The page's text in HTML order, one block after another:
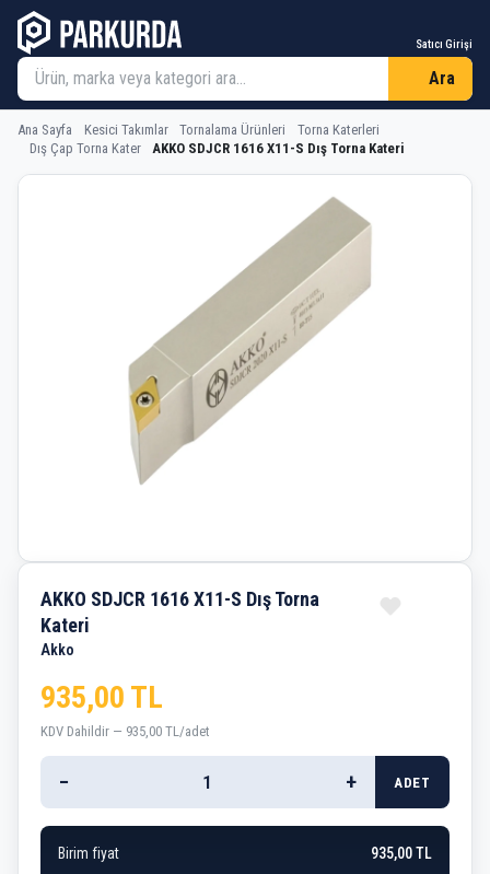
Satıcı Girişi
Ara
Ana Sayfa Kesici Takımlar Tornalama Ürünleri
Torna Katerleri
Dış Çap Torna Kater
AKKO SDJCR 1616 X11-S Dış Torna Kateri
AKKO SDJCR 1616 X11-S Dış Torna
AKKO SDJCR 1616 X11-S Dış Torna
Kateri
Akko
935,00 TL
KDV Dahildir — 935,00 TL/adet
− + ADET
Birim fiyat
935,00 TL